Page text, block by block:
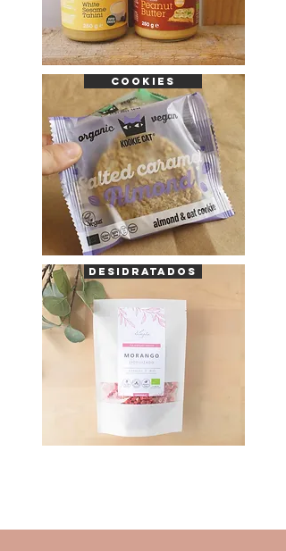
COOKIES
desidratados